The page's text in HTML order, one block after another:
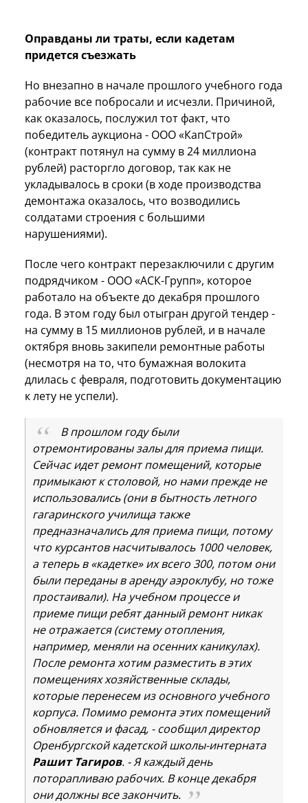
Оправданы ли траты, если кадетам
придется съезжать
Но внезапно в начале прошлого учебного года
рабочие все побросали и исчезли. Причиной,
как оказалось, послужил тот факт, что
победитель аукциона - ООО «КапСтрой»
(контракт потянул на сумму в 24 миллиона
рублей) расторгло договор, так как не
укладывалось в сроки (в ходе производства
демонтажа оказалось, что возводились
солдатами строения с большими
нарушениями).
После чего контракт перезаключили с другим
подрядчиком - ООО «АСК-Групп», которое
работало на объекте до декабря прошлого
года. В этом году был отыгран другой тендер -
на сумму в 15 миллионов рублей, и в начале
октября вновь закипели ремонтные работы
(несмотря на то, что бумажная волокита
длилась с февраля, подготовить документацию
к лету не успели).
В прошлом году были
отремонтированы залы для приема пищи.
Сейчас идет ремонт помещений, которые
примыкают к столовой, но нами прежде не
использовались (они в бытность летного
гагаринского училища также
предназначались для приема пищи, потому
что курсантов насчитывалось 1000 человек,
а теперь в «кадетке» их всего 300, потом они
были переданы в аренду аэроклубу, но тоже
простаивали). На учебном процессе и
приеме пищи ребят данный ремонт никак
не отражается (систему отопления,
например, меняли на осенних каникулах).
После ремонта хотим разместить в этих
помещениях хозяйственные склады,
которые перенесем из основного учебного
корпуса. Помимо ремонта этих помещений
обновляется и фасад, - сообщил директор
Оренбургской кадетской школы-интерната
Рашит Тагиров. - Я каждый день
поторапливаю рабочих. В конце декабря
они должны все закончить.